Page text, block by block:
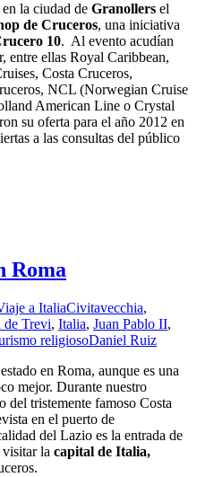
la ciudad de Granollers el
de Cruceros, una iniciativa
10. Al evento acudían
entre ellas Royal Caribbean,
Costa Cruceros,
NCL (Norwegian Cruise
American Line o Crystal
su oferta para el año 2012 en
a las consultas del público
Roma
a ItaliaCivitavecchia,
de Trevi, Italia, Juan Pablo II,
religiosoDaniel Ruiz
en Roma, aunque es una
mejor. Durante nuestro
del tristemente famoso Costa
en el puerto de
del Lazio es la entrada de
la capital de Italia,